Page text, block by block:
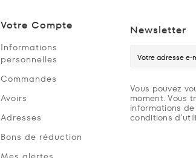
Votre Compte
Informations
personnelles
Commandes
Avoirs
Adresses
Bons de réduction
Newsletter
Vous pouvez
moment. Vous
informations
conditions